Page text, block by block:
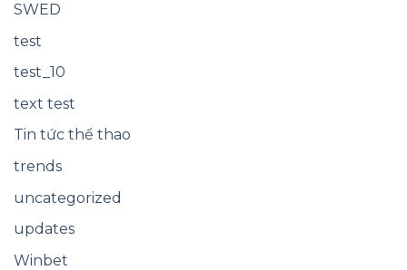
SWED
test
test_10
text test
Tin tức thể thao
trends
uncategorized
updates
Winbet